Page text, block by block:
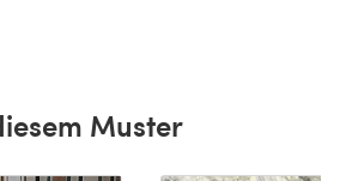
Muster